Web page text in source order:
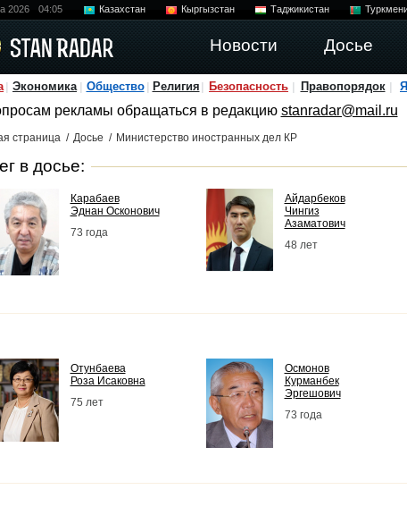
2026 04:05 Казахстан Кыргызстан Таджикистан
Новости Досье
Экономика Общество Религия Безопасность Правопорядок
рекламы обращаться в редакцию stanradar@mail.ru
страница / Досье / Министерство иностранных дел КР
в досье:
Карабаев
Эднан Осконович
73 года
Айдарбеков
Чингиз
Азаматович
48 лет
Отунбаева
Роза Исаковна
75 лет
Осмонов
Курманбек
Эргешович
73 года